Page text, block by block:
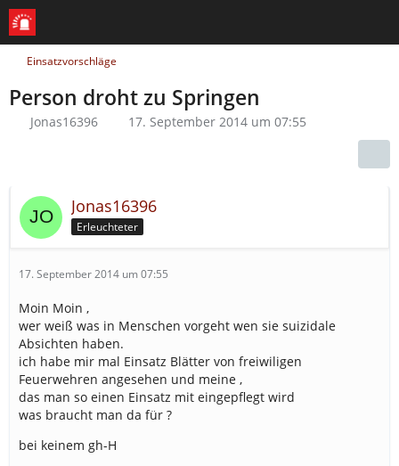
Einsatzvorschläge
Person droht zu Springen
Jonas16396 17. September 2014 um 07:55
Jonas16396
Erleuchteter
17. September 2014 um 07:55
Moin Moin ,
wer weiß was in Menschen vorgeht wen sie suizidale
Absichten haben.
ich habe mir mal Einsatz Blätter von freiwiligen
Feuerwehren angesehen und meine ,
das man so einen Einsatz mit eingepflegt wird
was braucht man da für ?
bei keinem gh-H